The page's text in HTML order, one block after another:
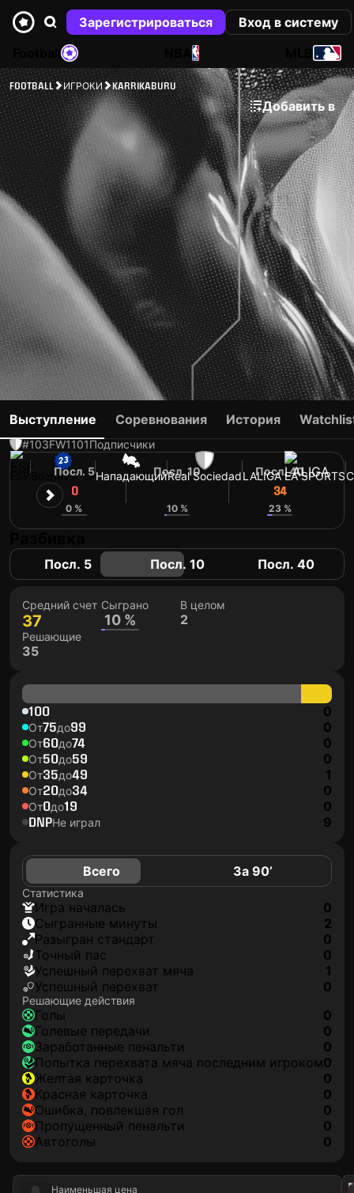
Зарегистрироваться
Вход в систему
NBA
FOOTBALL ИГРОКИ KARRIKABURU
Добавить в
KARRIKABURU
#103FW1101Подписчики
Возраст: 23НападающийReal SociedadLALIGA EA SPORTS
Выступление Соревнования История
Посл. 5
0
0 %
Посл. 10
10 %
Посл. 40
34
23 %
Посл. 5 Посл. 10 Посл. 40
Средний счет
37
Сыграно
10 %
В целом
2
Решающие
35
100 0
От75до99 0
От60до74 0
От50до59 0
От35до49 1
От20до34 0
От0до19 0
DNPНе играл 9
Всего За 90’
Статистика
игра началась
0
сыгранные минуты
2
разыгран стандарт
0
точный пас
0
успешный перехват мяча
1
успешный перехват
0
Решающие действия
голы
0
голевые передачи
0
заработанные пенальти
0
попытка перехвата мяча последним игроком0
желтая карточка
0
красная карточка
0
ошибка, повлекшая гол
0
пропущенный пенальти
0
автоголы
0
Наименьшая цена 2021